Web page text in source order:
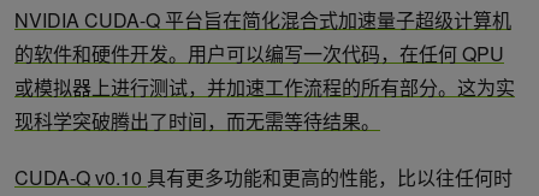
NVIDIA CUDA-Q 平台旨在简化混合式加速量子超级计算机
的软件和硬件开发。用户可以编写一次代码，在任何 QPU
或模拟器上进行测试，并加速工作流程的所有部分。这为实
现科学突破腾出了时间，而无需等待结果。
CUDA-Q v0.10 具有更多功能和更高的性能，比以往任何时